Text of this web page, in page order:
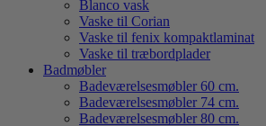
Blanco vask
Vaske til Corian
Vaske til fenix kompaktlaminat
Vaske til træbordplader
Badmøbler
Badeværelsesmøbler 60 cm.
Badeværelsesmøbler 74 cm.
Badeværelsesmøbler 80 cm.